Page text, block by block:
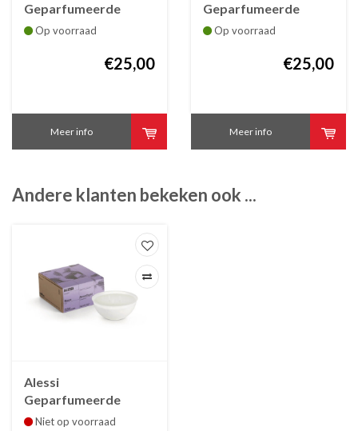
Geparfumeerde
kaars marble voor in
Op voorraad
€25,00
Meer info
Geparfumeerde
kaars flint voor in
Op voorraad
€25,00
Meer info
Andere klanten bekeken ook ...
Alessi
Geparfumeerde
kaars amethyst voor
Niet op voorraad